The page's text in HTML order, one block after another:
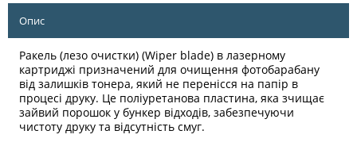
Опис
Ракель (лезо очистки) (Wiper blade) в лазерному
картриджі призначений для очищення фотобарабану
від залишків тонера, який не перенісся на папір в
процесі друку. Це поліуретанова пластина, яка зчищає
зайвий порошок у бункер відходів, забезпечуючи
чистоту друку та відсутність смуг.